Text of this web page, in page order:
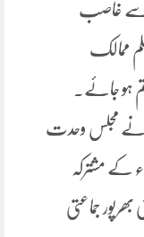
سے غاصب
ممالک
ہو جائے۔
نے مجلس وحدت
کے مشترکہ
جماعتی